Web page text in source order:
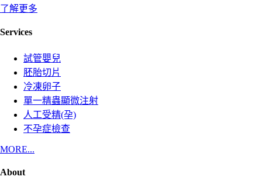
了解更多
Services
試管嬰兒
胚胎切片
冷凍卵子
單一精蟲顯微注射
人工受精(孕)
不孕症檢查
MORE...
About